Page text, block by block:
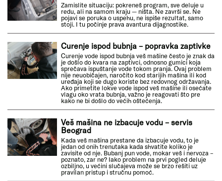
Zamislite situaciju: pokreneš program, sve deluje u
redu, ali na samom kraju — ništa. Ne završi se. Ne
pojavi se poruka o uspehu, ne ispiše rezultat, samo
stoji. I tu počinje prava avantura dijagnostike.
Curenje ispod bubnja – popravka zaptivke
Curenje vode ispod bubnja veš mašine često je znak da
je došlo do kvara na zaptivci, odnosno gumici koja
sprečava ispuštanje vode tokom pranja. Ovaj problem
nije neuobičajen, naročito kod starijih mašina ili kod
uređaja koji se dugo koriste bez redovnog održavanja.
Ako primetite lokve vode ispod veš mašine ili osećate
vlagu oko vrata bubnja, važno je reagovati što pre
kako ne bi došlo do većih oštećenja.
Veš mašina ne izbacuje vodu – servis
Beograd
Kada veš mašina prestane da izbacuje vodu, to je
jedan od onih trenutaka kada shvatite koliko je
zavisite od nje. Bubanj pun vode, mokar veš i nervoza –
poznato, zar ne? Iako problem na prvi pogled deluje
ozbiljno, u većini slučajeva može se brzo rešiti uz
pravilan pristup i stručnu pomoć.